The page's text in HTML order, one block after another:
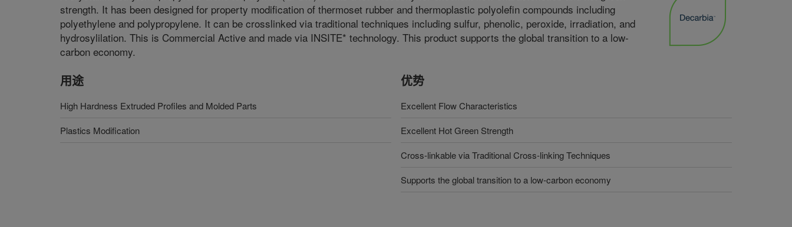
strength. It has been designed for property modification of thermoset rubber and thermoplastic polyolefin compounds including
polyethylene and polypropylene. It can be crosslinked via traditional techniques including sulfur, phenolic, peroxide, irradiation, and
hydrosylilation. This is Commercial Active and made via INSITE* technology. This product supports the global transition to a low-
carbon economy.
用途
High Hardness Extruded Profiles and Molded Parts
Plastics Modification
优势
Excellent Flow Characteristics
Excellent Hot Green Strength
Cross-linkable via Traditional Cross-linking Techniques
Supports the global transition to a low-carbon economy